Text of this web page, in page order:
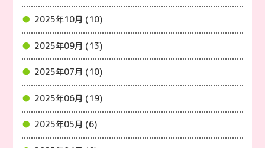
2025年10月 (10)
2025年09月 (13)
2025年07月 (10)
2025年06月 (19)
2025年05月 (6)